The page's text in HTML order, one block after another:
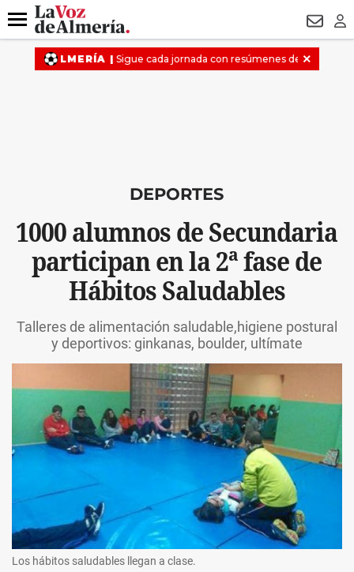
DESTACADO CONDENADOS
Menú
DEPORTES
1000 alumnos de Secundaria
participan en la 2ª fase de
Hábitos Saludables
Talleres de alimentación saludable,higiene postural
y deportivos: ginkanas, boulder, ultímate
Los hábitos saludables llegan a clase.